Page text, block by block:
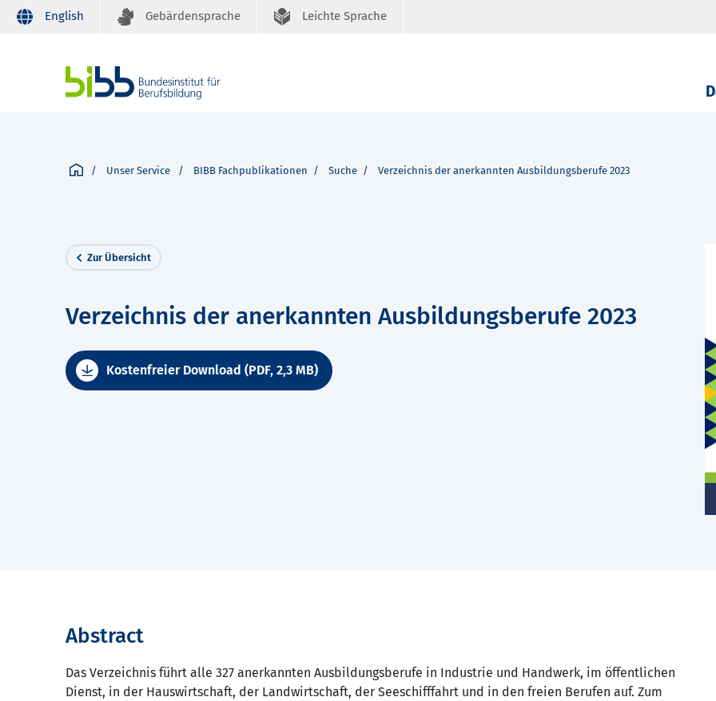
English Gebärdensprache Leichte Sprache
Unser Service BIBB Fachpublikationen Suche Verzeichnis der anerkannten Ausbildungsberufe 2023
Zur Übersicht
Verzeichnis der anerkannten Ausbildungsberufe 2023
Kostenfreier Download (PDF, 2,3 MB)
Abstract
Das Verzeichnis führt alle 327 anerkannten Ausbildungsberufe in Industrie und Handwerk, im öffentlichen
Dienst, in der Hauswirtschaft, der Landwirtschaft, der Seeschifffahrt und in den freien Berufen auf. Zum